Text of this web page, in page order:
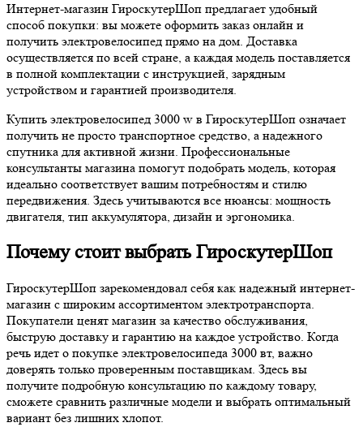
Интернет-магазин ГироскутерШоп предлагает удобный
способ покупки: вы можете оформить заказ онлайн и
получить электровелосипед прямо на дом. Доставка
осуществляется по всей стране, а каждая модель поставляется
в полной комплектации с инструкцией, зарядным
устройством и гарантией производителя.
Купить электровелосипед 3000 w в ГироскутерШоп означает
получить не просто транспортное средство, а надежного
спутника для активной жизни. Профессиональные
консультанты магазина помогут подобрать модель, которая
идеально соответствует вашим потребностям и стилю
передвижения. Здесь учитываются все нюансы: мощность
двигателя, тип аккумулятора, дизайн и эргономика.
Почему стоит выбрать ГироскутерШоп
ГироскутерШоп зарекомендовал себя как надежный интернет-
магазин с широким ассортиментом электротранспорта.
Покупатели ценят магазин за качество обслуживания,
быструю доставку и гарантию на каждое устройство. Когда
речь идет о покупке электровелосипеда 3000 вт, важно
доверять только проверенным поставщикам. Здесь вы
получите подробную консультацию по каждому товару,
сможете сравнить различные модели и выбрать оптимальный
вариант без лишних хлопот.